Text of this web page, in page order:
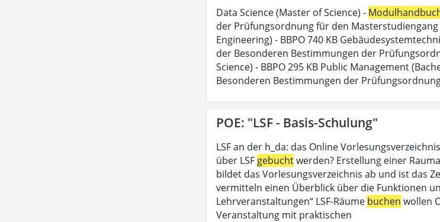
Data Science (Master of Science) -
der Prüfungsordnung für den Masterstudiengang
Engineering) - BBPO 740 KB
der Besonderen Bestimmungen der
Science) - BBPO 295 KB Public Management
Besonderen Bestimmungen der
POE: "LSF - Basis-Schulung"
LSF an der h_da: das Online
über LSF gebuchtwerden? Erstellung einer
bildet das Vorlesungsverzeichnis ab und ist das
vermitteln einen Überblick über die Funktionen
Lehrveranstaltungen“ LSF-Räume buchen wollen
Veranstaltung mit praktischen